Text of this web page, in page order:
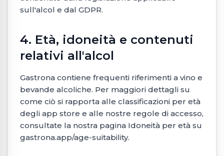
sull'alcol e dal GDPR.
4. Età, idoneità e contenuti
relativi all'alcol
Gastrona contiene frequenti riferimenti a vino e
bevande alcoliche. Per maggiori dettagli su
come ciò si rapporta alle classificazioni per età
degli app store e alle nostre regole di accesso,
consultate la nostra pagina Idoneità per età su
gastrona.app/age-suitability.